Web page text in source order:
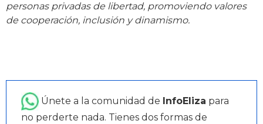
personas privadas de libertad, promoviendo valores
de cooperación, inclusión y dinamismo.
Únete a la comunidad de InfoEliza para
no perderte nada. Tienes dos formas de